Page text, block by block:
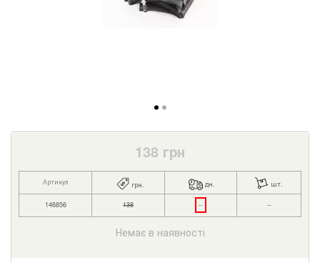
138 грн
Артикул грн. дн. шт.
146856 138 -- --
Немає в наявності